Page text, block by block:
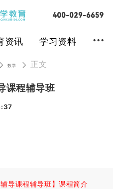
资讯 学习资料 ...
数学 正文
课程辅导班
导课程辅导班】课程简介